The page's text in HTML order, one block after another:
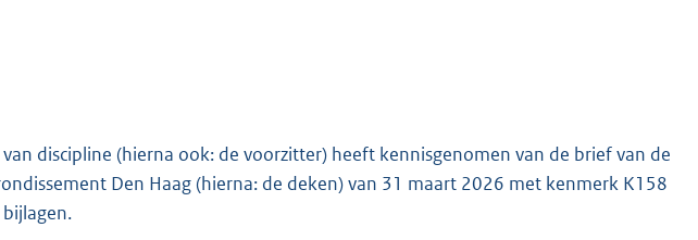
discipline (hierna ook: de voorzitter) heeft kennisgenomen van de brief van de
Den Haag (hierna: de deken) van 31 maart 2026 met kenmerk K158